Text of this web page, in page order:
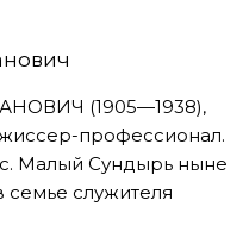
(1905—1938),
профессионал.
с. Малый Сундырь ныне
служителя